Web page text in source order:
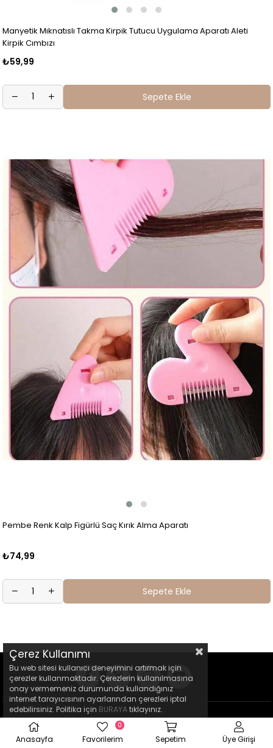
Manyetik Mıknatıslı Takma Kirpik Tutucu Uygulama Aparatı Aleti
Kirpik Cımbızı
₺59,99
Sepete Ekle
Pembe Renk Kalp Figürlü Saç Kırık Alma Aparatı
₺74,99
Sepete Ekle
Çerez Kullanımı
Bu web sitesi kullanıcı deneyimini artırmak için
çerezler kullanmaktadır. Çerezlerin kullanılmasına
onay vermemeniz durumunda kullandığınız
internet tarayıcısının ayarlarından çerezleri iptal
edebilirsiniz. Politika için BURAYAtıklayınız.
Anasayfa Favorilerim
0
Sepetim Üye Girişi